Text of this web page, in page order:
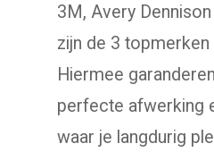
3M, Avery
zijn de 3 topmerken
Hiermee
perfecte afwerking
waar je langdurig